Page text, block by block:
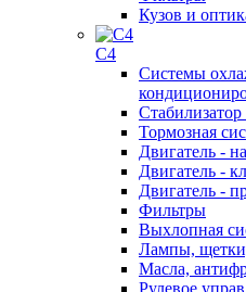
Кузов и
C4
Системы
Тормозная
Двигатель -
Двигатель -
Двигатель -
Фильтры
Выхлопная
Лампы,
Масла,
Рулевое